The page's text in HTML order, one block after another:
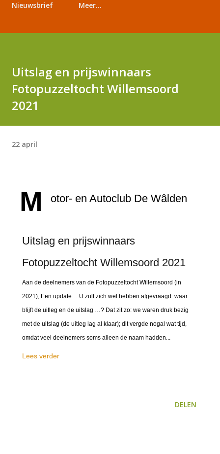
Nieuwsbrief Meer…
Uitslag en prijswinnaars
Fotopuzzeltocht Willemsoord
2021
22 april
M otor- en Autoclub De Wâlden
Uitslag en prijswinnaars
Fotopuzzeltocht Willemsoord 2021
Aan de deelnemers van de Fotopuzzeltocht Willemsoord (in
2021), Een update… U zult zich wel hebben afgevraagd: waar
blijft de uitleg en de uitslag …? Dat zit zo: we waren druk bezig
met de uitslag (de uitleg lag al klaar); dit vergde nogal wat tijd,
omdat veel deelnemers soms alleen de naam hadden...
Lees verder
DELEN